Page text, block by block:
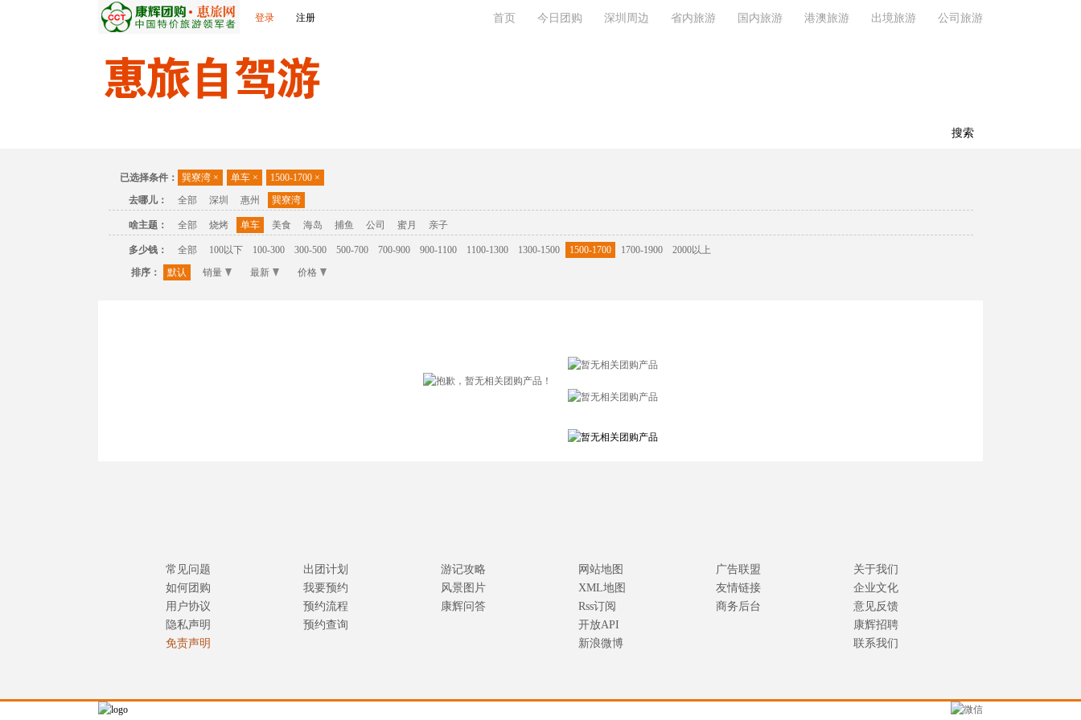
登录 注册 首页 今日团购 深圳周边 省内旅游 国内旅游 港澳旅游 出境旅游 公司旅游
已选择条件： 巽寮湾 × 单车 × 1500-1700 ×
去哪儿：
全部 深圳 惠州 巽寮湾
啥主题： 全部 烧烤 单车 美食 海岛 捕鱼 公司 蜜月 亲子
多少钱： 全部 100以下 100-300 300-500 500-700 700-900 900-1100 1100-1300 1300-1500 1500-1700 1700-1900
2000以上
排序：
默认 销量 最新 价格
常见问题
如何团购
用户协议
隐私声明
免责声明
出团计划
我要预约
预约流程
预约查询
游记攻略
风景图片
康辉问答
网站地图
XML地图
Rss订阅
开放API
新浪微博
广告联盟
友情链接
商务后台
关于我们
企业文化
意见反馈
康辉招聘
联系我们